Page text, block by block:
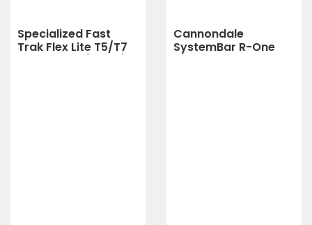
Specialized Fast
Trak Flex Lite T5/T7
Cannondale
SystemBar R-One